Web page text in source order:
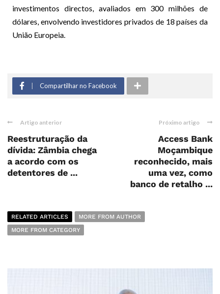
investimentos directos, avaliados em 300 milhões de
dólares, envolvendo investidores privados de 18 países da
União Europeia.
Compartilhar no Facebook
Artigo anterior
Reestruturação da
dívida: Zâmbia chega
a acordo com os
detentores de ...
Próximo artigo
Access Bank
Moçambique
reconhecido, mais
uma vez, como
banco de retalho ...
RELATED ARTICLES
MORE FROM AUTHOR
MORE FROM CATEGORY